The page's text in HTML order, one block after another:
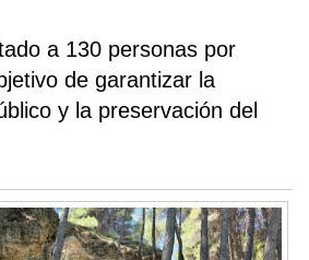
a 130 personas por
de garantizar la
y la preservación del